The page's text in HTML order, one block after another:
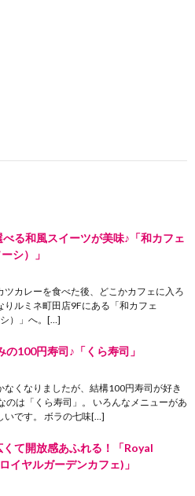
る和風スイーツが美味♪「和カフェ
シ）」
ツカレーを食べた後、どこかカフェに入ろ
りルミネ町田店9Fにある「和カフェ
）」へ。[…]
の100円寿司♪「くら寿司」
なくなりましたが、結構100円寿司が好き
のは「くら寿司」。 いろんなメニューがあ
いです。 ボラの七味[…]
て開放感あふれる！「Royal
イヤルガーデンカフェ)」